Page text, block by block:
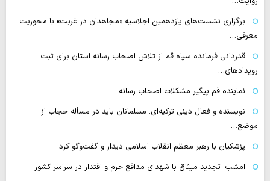
برگزاری نشست‌های یازدهمین اجلاسیه «مجاهدان در غربت» با محوریت
معرفی…
قدردانی فرمانده سپاه قم از تلاش اصحاب رسانه استان برای ثبت
رویدادهای…
نماینده قم پیگیر مشکلات اصحاب رسانه
نویسنده و فعال دینی ترکیه‌ای: مسلمانان باید در مسأله حجاب از
موضع…
پزشکیان با رهبر معظم انقلاب اسلامی دیدار و گفت‌وگو کرد
امشب؛ تجدید میثاق با شهدای مدافع حرم و اقتدار در سراسر کشور